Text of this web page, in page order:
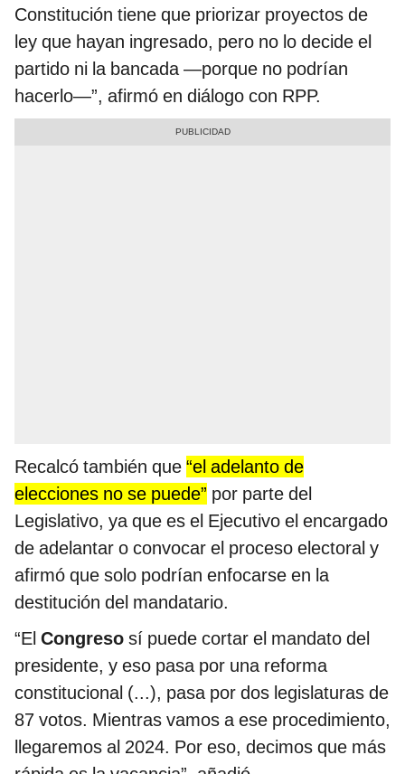
Constitución tiene que priorizar proyectos de
ley que hayan ingresado, pero no lo decide el
partido ni la bancada —porque no podrían
hacerlo—”, afirmó en diálogo con RPP.
Recalcó también que “el adelanto de
elecciones no se puede” por parte del
Legislativo, ya que es el Ejecutivo el encargado
de adelantar o convocar el proceso electoral y
afirmó que solo podrían enfocarse en la
destitución del mandatario.
“El Congreso sí puede cortar el mandato del
presidente, y eso pasa por una reforma
constitucional (...), pasa por dos legislaturas de
87 votos. Mientras vamos a ese procedimiento,
llegaremos al 2024. Por eso, decimos que más